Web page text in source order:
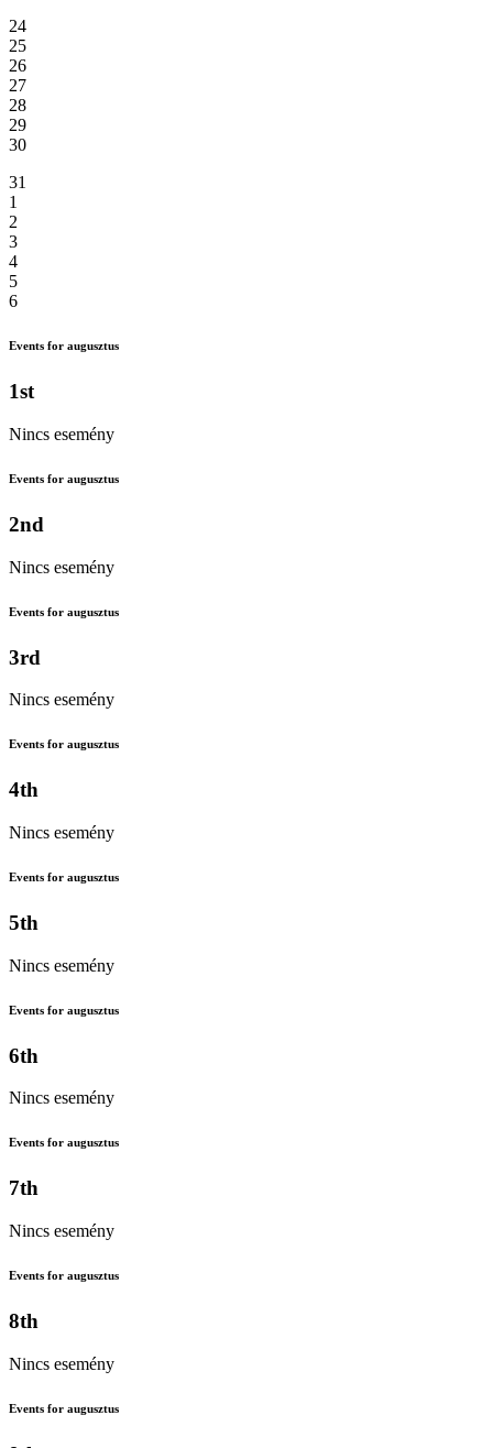
24
25
26
27
28
29
30
31
1
2
3
4
5
6
Events for augusztus
1st
Nincs esemény
Events for augusztus
2nd
Nincs esemény
Events for augusztus
3rd
Nincs esemény
Events for augusztus
4th
Nincs esemény
Events for augusztus
5th
Nincs esemény
Events for augusztus
6th
Nincs esemény
Events for augusztus
7th
Nincs esemény
Events for augusztus
8th
Nincs esemény
Events for augusztus